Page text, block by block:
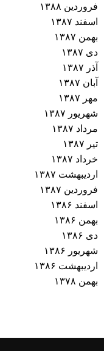
فروردین ۱۳۸۸
اسفند ۱۳۸۷
بهمن ۱۳۸۷
دی ۱۳۸۷
آذر ۱۳۸۷
آبان ۱۳۸۷
مهر ۱۳۸۷
شهریور ۱۳۸۷
مرداد ۱۳۸۷
تیر ۱۳۸۷
خرداد ۱۳۸۷
اردیبهشت ۱۳۸۷
فروردین ۱۳۸۷
اسفند ۱۳۸۶
بهمن ۱۳۸۶
دی ۱۳۸۶
شهریور ۱۳۸۶
اردیبهشت ۱۳۸۶
بهمن ۱۳۷۸